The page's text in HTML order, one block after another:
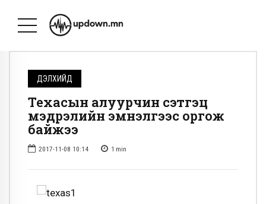
ДЭЛХИЙД
Техасын алуурчин сэтгэц
мэдрэлийн эмнэлгээс оргож
байжээ
2017-11-08 10:14 1 min